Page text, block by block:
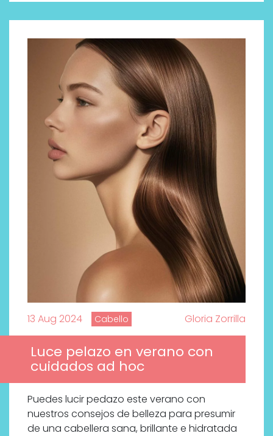
13 Aug 2024 Cabello Gloria Zorrilla
Luce pelazo en verano con
cuidados ad hoc
Puedes lucir pedazo este verano con
nuestros consejos de belleza para presumir
de una cabellera sana, brillante e hidratada